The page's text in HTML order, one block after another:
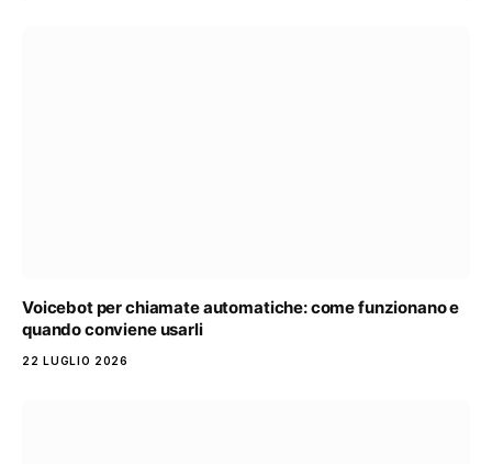
Voicebot per chiamate automatiche: come funzionano e
quando conviene usarli
22 LUGLIO 2026